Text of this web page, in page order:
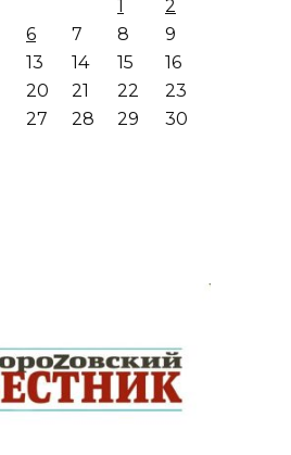
2
6 7 8
9
13 14 15
16
20 21 22
23
27 28 29
30